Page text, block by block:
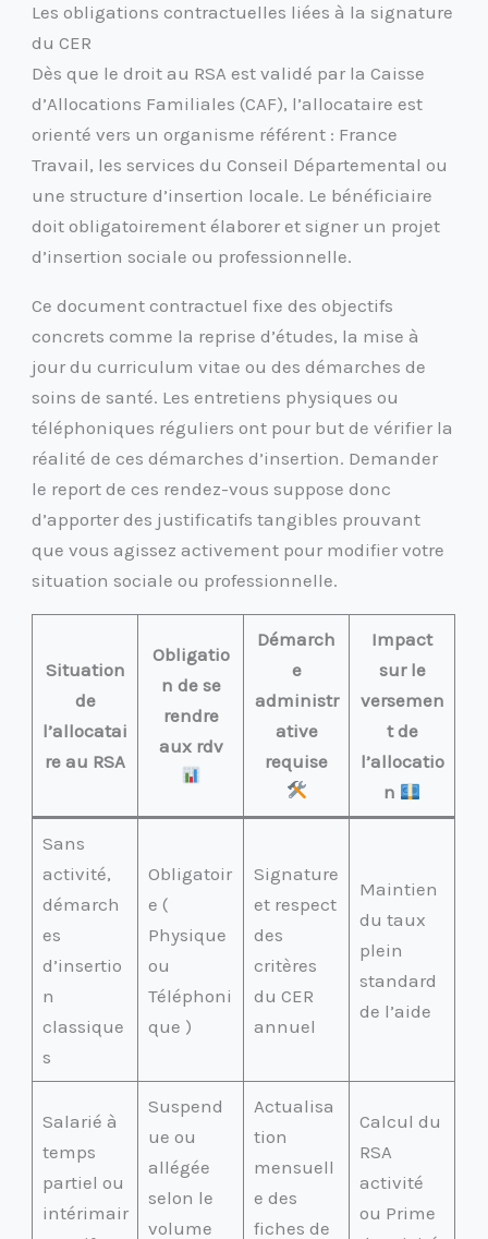
Les obligations contractuelles liées à la signature
du CER
Dès que le droit au RSA est validé par la Caisse
d’Allocations Familiales (CAF), l’allocataire est
orienté vers un organisme référent : France
Travail, les services du Conseil Départemental ou
une structure d’insertion locale. Le bénéficiaire
doit obligatoirement élaborer et signer un projet
d’insertion sociale ou professionnelle.
Ce document contractuel fixe des objectifs
concrets comme la reprise d’études, la mise à
jour du curriculum vitae ou des démarches de
soins de santé. Les entretiens physiques ou
téléphoniques réguliers ont pour but de vérifier la
réalité de ces démarches d’insertion. Demander
le report de ces rendez-vous suppose donc
d’apporter des justificatifs tangibles prouvant
que vous agissez activement pour modifier votre
situation sociale ou professionnelle.
Situation
de
l’allocatai
re au RSA
Obligatio
n de se
rendre
aux rdv
Démarch
e
administr
ative
requise
Impact
sur le
versemen
t de
l’allocatio
n
Sans
activité,
démarch
es
d’insertio
n
classique
s
Obligatoir
e (
Physique
ou
Téléphoni
que )
Signature
et respect
des
critères
du CER
annuel
Maintien
du taux
plein
standard
de l’aide
Salarié à
temps
partiel ou
intérimair
Suspend
ue ou
allégée
selon le
volume
Actualisa
tion
mensuell
e des
fiches de
Calcul du
RSA
activité
ou Prime